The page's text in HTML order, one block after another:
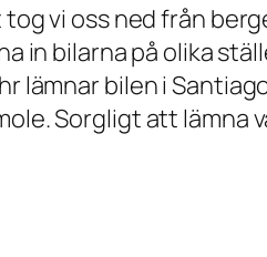
vi oss ned från
in bilarna på olika
lämnar bilen i
Sorgligt att lämna